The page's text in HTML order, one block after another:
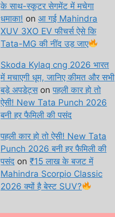
के साथ-स्कूटर सेगमेंट में मचेगा
धमाका! on आ गई Mahindra
XUV 3XO EV फीचर्स ऐसे कि
Tata-MG की नींद उड़ जाए
Skoda Kylaq cng 2026 भारत
में मचाएगी धूम, जानिए कीमत और सभी
बड़े अपडेट्सonपहली कार हो तो
ऐसी! New Tata Punch 2026
बनी हर फैमिली की पसंद
पहली कार हो तो ऐसी! New Tata
Punch 2026 बनी हर फैमिली की
पसंद on ₹15 लाख के बजट में
Mahindra Scorpio Classic
2026 क्यों है बेस्ट SUV?